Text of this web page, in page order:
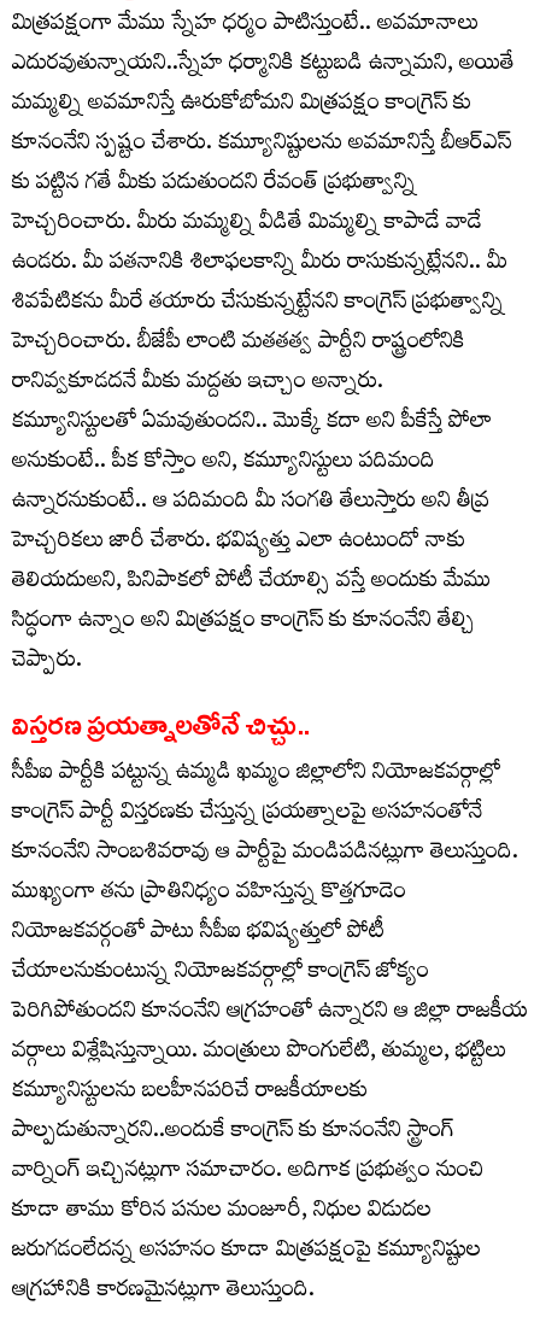
మిత్రపక్షంగా మేము స్నేహ ధర్మం పాటిస్తుంటే.. అవమానాలు
ఎదురవుతున్నాయని..స్నేహ ధర్మానికి కట్టుబడి ఉన్నామని, అయితే
మమ్మల్ని అవమానిస్తే ఊరుకోబోమని మిత్రపక్షం కాంగ్రెస్ కు
కూనంనేని స్పష్టం చేశారు. కమ్యూనిష్టులను అవమానిస్తే బీఆర్ఎస్
కు పట్టిన గతే మీకు పడుతుందని రేవంత్ ప్రభుత్వాన్ని
హెచ్చరించారు. మీరు మమ్మల్ని వీడితే మిమ్మల్ని కాపాడే వాడే
ఉండరు. మీ పతనానికి శిలాఫలకాన్ని మీరు రాసుకున్నట్లేనని.. మీ
శివపేటికను మీరే తయారు చేసుకున్నట్టేనని కాంగ్రెస్ ప్రభుత్వాన్ని
హెచ్చరించారు. బీజేపీ లాంటి మతతత్వ పార్టీని రాష్ట్రంలోనికి
రానివ్వకూడదనే మీకు మద్దతు ఇచ్చాం అన్నారు.
కమ్యూనిస్టులతో ఏమవుతుందని.. మొక్కే కదా అని పీకేస్తే పోలా
అనుకుంటే.. పీక కోస్తాం అని, కమ్యూనిస్టులు పదిమంది
ఉన్నారనుకుంటే.. ఆ పదిమంది మీ సంగతి తేలుస్తారు అని తీవ్ర
హెచ్చరికలు జారీ చేశారు. భవిష్యత్తు ఎలా ఉంటుందో నాకు
తెలియదుఅని, పినిపాకలో పోటీ చేయాల్సి వస్తే అందుకు మేము
సిద్ధంగా ఉన్నాం అని మిత్రపక్షం కాంగ్రెస్ కు కూనంనేని తేల్చి
చెప్పారు.
విస్తరణ ప్రయత్నాలతోనే చిచ్చు..
సీపీఐ పార్టీకి పట్టున్న ఉమ్మడి ఖమ్మం జిల్లాలోని నియోజకవర్గాల్లో
కాంగ్రెస్ పార్టీ విస్తరణకు చేస్తున్న ప్రయత్నాలపై అసహనంతోనే
కూనంనేని సాంబశివరావు ఆ పార్టీపై మండిపడినట్లుగా తెలుస్తుంది.
ముఖ్యంగా తను ప్రాతినిధ్యం వహిస్తున్న కొత్తగూడెం
నియోజకవర్గంతో పాటు సీపీఐ భవిష్యత్తులో పోటీ
చేయాలనుకుంటున్న నియోజకవర్గాల్లో కాంగ్రెస్ జోక్యం
పెరిగిపోతుందని కూనంనేని ఆగ్రహంతో ఉన్నారని ఆ జిల్లా రాజకీయ
వర్గాలు విశ్లేషిస్తున్నాయి. మంత్రులు పొంగులేటి, తుమ్మల, భట్టిలు
కమ్యూనిస్టులను బలహీనపరిచే రాజకీయాలకు
పాల్పడుతున్నారని..అందుకే కాంగ్రెస్ కు కూనంనేని స్ట్రాంగ్
వార్నింగ్ ఇచ్చినట్లుగా సమాచారం. అదిగాక ప్రభుత్వం నుంచి
కూడా తాము కోరిన పనుల మంజూరీ, నిధుల విడుదల
జరుగడంలేదన్న అసహనం కూడా మిత్రపక్షంపై కమ్యూనిష్టుల
ఆగ్రహానికి కారణమైనట్లుగా తెలుస్తుంది.